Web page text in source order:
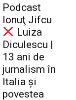
Podcast
Ionuţ Jifcu
Luiza
Diculescu |
13 ani de
jurnalism în
Italia și
povestea